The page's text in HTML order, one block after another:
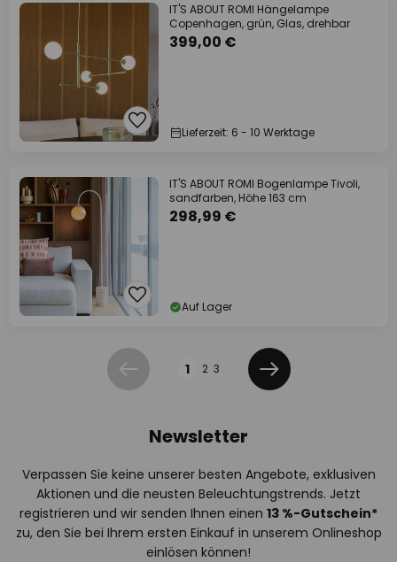
IT'S ABOUT ROMI Hängelampe
Copenhagen, grün, Glas, drehbar
399,00 €
Lieferzeit: 6 - 10 Werktage
IT'S ABOUT ROMI Bogenlampe Tivoli,
sandfarben, Höhe 163 cm
298,99 €
Auf Lager
Zurück 1 2 3
Weiter
Newsletter
Verpassen Sie keine unserer besten Angebote, exklusiven
Aktionen und die neusten Beleuchtungstrends. Jetzt
registrieren und wir senden Ihnen einen 13 %-Gutschein*
zu, den Sie bei Ihrem ersten Einkauf in unserem Onlineshop
einlösen können!